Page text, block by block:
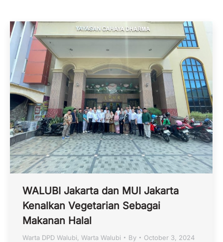
WALUBI Jakarta dan MUI Jakarta
Kenalkan Vegetarian Sebagai
Makanan Halal
Warta DPD Walubi Warta Walubi By October 3, 2024